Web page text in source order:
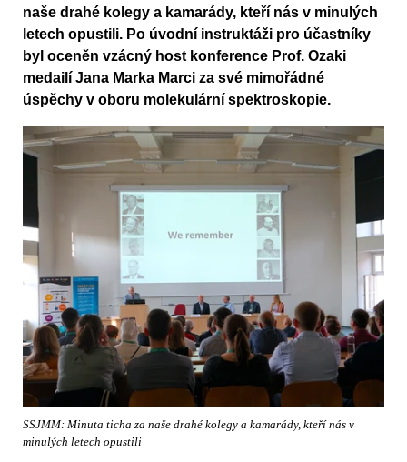
naše drahé kolegy a kamarády, kteří nás v minulých
letech opustili. Po úvodní instruktáži pro účastníky
byl oceněn vzácný host konference Prof. Ozaki
medailí Jana Marka Marci za své mimořádné
úspěchy v oboru molekulární spektroskopie.
SSJMM: Minuta ticha za naše drahé kolegy a kamarády, kteří nás v
minulých letech opustili